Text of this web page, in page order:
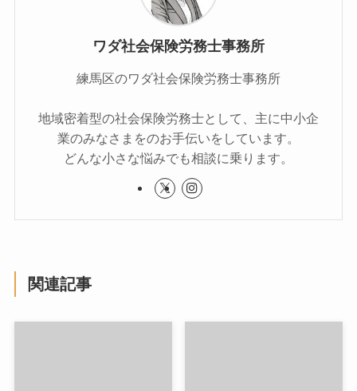
ワダ社会保険労務士事務所
練馬区のワダ社会保険労務士事務所
地域密着型の社会保険労務士として、主に中小企
業のみなさまをのお手伝いをしています。
どんな小さな悩みでも相談に乗ります。
関連記事